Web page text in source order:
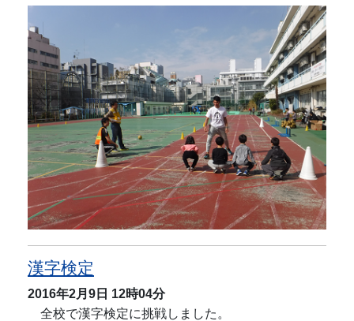
漢字検定
2016年2月9日 12時04分
全校で漢字検定に挑戦しました。